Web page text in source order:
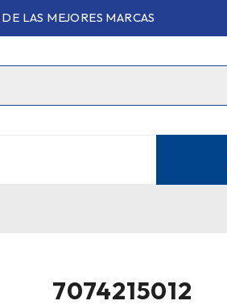
DE LAS MEJORES MARCAS
7074215012